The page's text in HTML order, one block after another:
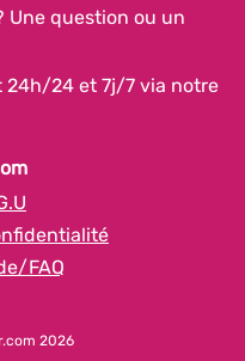
Une question ou un
24h/24 et 7j/7 via notre
FAQ
2026